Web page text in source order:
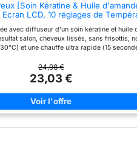
[Soin Kératine & Huile
LCD, 10 réglages de
Fer à lisser
avec diffuseur d'un soin kératine et huile
salon, cheveux lissés, sans frisottis,
et une chauffe ultra rapide (15
incluse Remarque : Ne pas enrouler le
un chiffon humide. N'utilisez pas de
ou abrasifs Dimensions de la plaque : 11
24,98 €
23,03 €